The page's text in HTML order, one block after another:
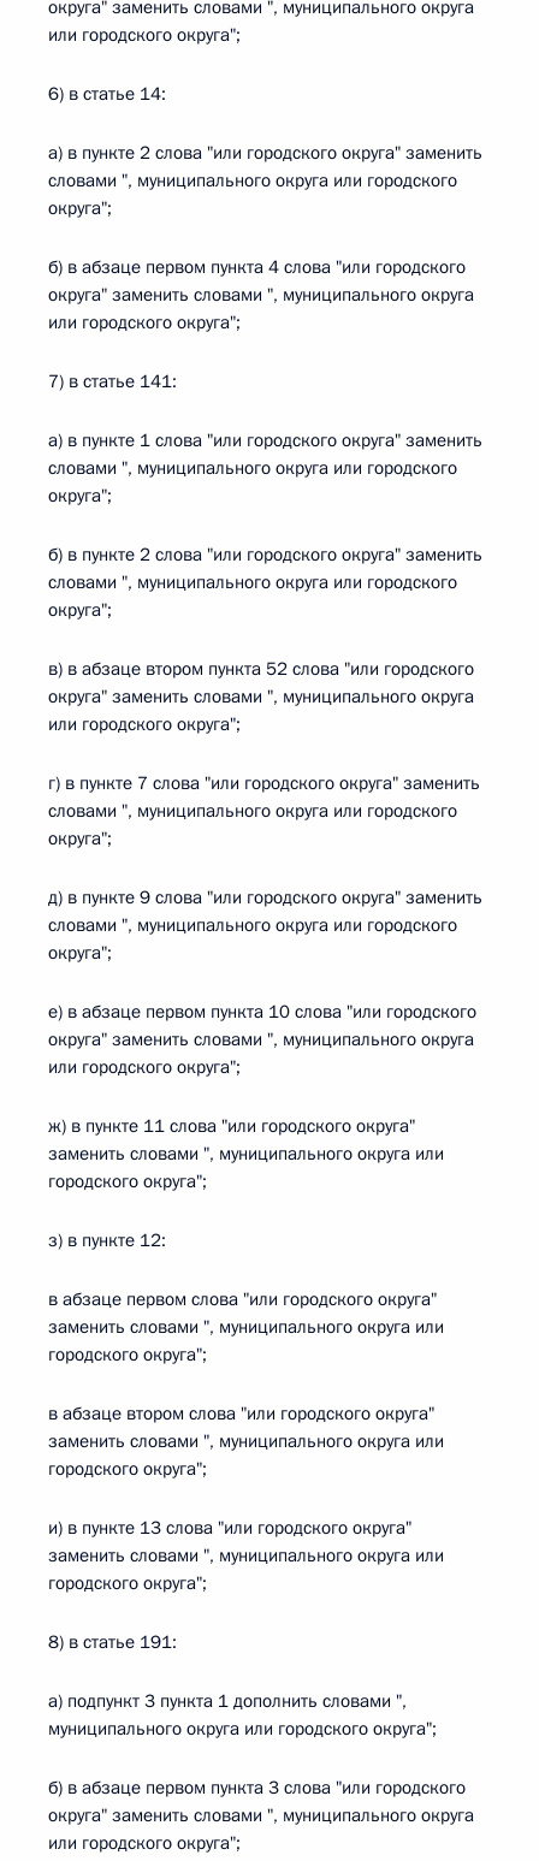
округа" заменить словами ", муниципального округа
или городского округа";
6) в статье 14:
а) в пункте 2 слова "или городского округа" заменить
словами ", муниципального округа или городского
округа";
б) в абзаце первом пункта 4 слова "или городского
округа" заменить словами ", муниципального округа
или городского округа";
7) в статье 141:
а) в пункте 1 слова "или городского округа" заменить
словами ", муниципального округа или городского
округа";
б) в пункте 2 слова "или городского округа" заменить
словами ", муниципального округа или городского
округа";
в) в абзаце втором пункта 52 слова "или городского
округа" заменить словами ", муниципального округа
или городского округа";
г) в пункте 7 слова "или городского округа" заменить
словами ", муниципального округа или городского
округа";
д) в пункте 9 слова "или городского округа" заменить
словами ", муниципального округа или городского
округа";
е) в абзаце первом пункта 10 слова "или городского
округа" заменить словами ", муниципального округа
или городского округа";
ж) в пункте 11 слова "или городского округа"
заменить словами ", муниципального округа или
городского округа";
з) в пункте 12:
в абзаце первом слова "или городского округа"
заменить словами ", муниципального округа или
городского округа";
в абзаце втором слова "или городского округа"
заменить словами ", муниципального округа или
городского округа";
и) в пункте 13 слова "или городского округа"
заменить словами ", муниципального округа или
городского округа";
8) в статье 191:
а) подпункт 3 пункта 1 дополнить словами ",
муниципального округа или городского округа";
б) в абзаце первом пункта 3 слова "или городского
округа" заменить словами ", муниципального округа
или городского округа";